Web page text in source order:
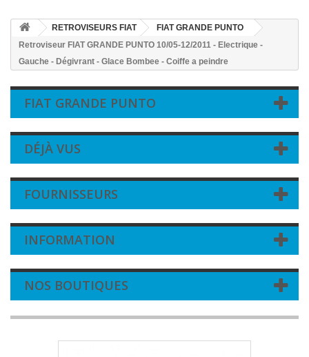
RETROVISEURS FIAT
FIAT GRANDE PUNTO
Retroviseur FIAT GRANDE PUNTO 10/05-12/2011 - Electrique -
Gauche - Dégivrant - Glace Bombee - Coiffe a peindre
FIAT GRANDE PUNTO
DÉJÀ VUS
FOURNISSEURS
INFORMATION
NOS BOUTIQUES